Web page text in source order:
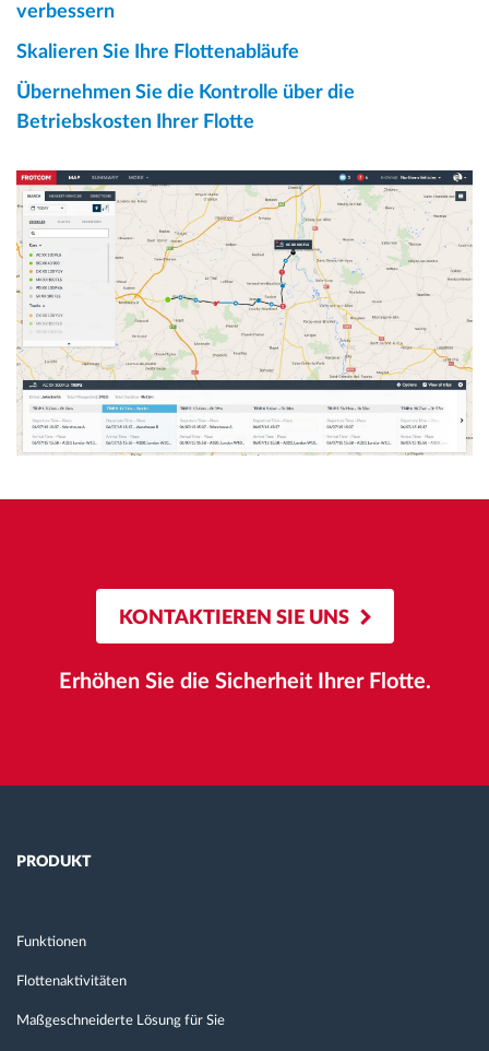
verbessern
Skalieren Sie Ihre Flottenabläufe
Übernehmen Sie die Kontrolle über die
Betriebskosten Ihrer Flotte
KONTAKTIEREN SIE UNS
Erhöhen Sie die Sicherheit Ihrer Flotte.
PRODUKT
Funktionen
Flottenaktivitäten
Maßgeschneiderte Lösung für Sie